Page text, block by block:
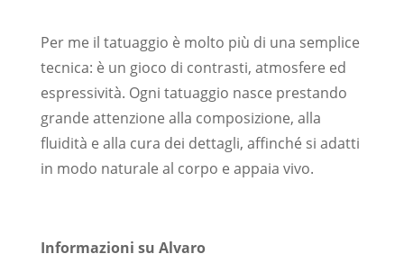
Per me il tatuaggio è molto più di una semplice
tecnica: è un gioco di contrasti, atmosfere ed
espressività. Ogni tatuaggio nasce prestando
grande attenzione alla composizione, alla
fluidità e alla cura dei dettagli, affinché si adatti
in modo naturale al corpo e appaia vivo.
Informazioni su Alvaro